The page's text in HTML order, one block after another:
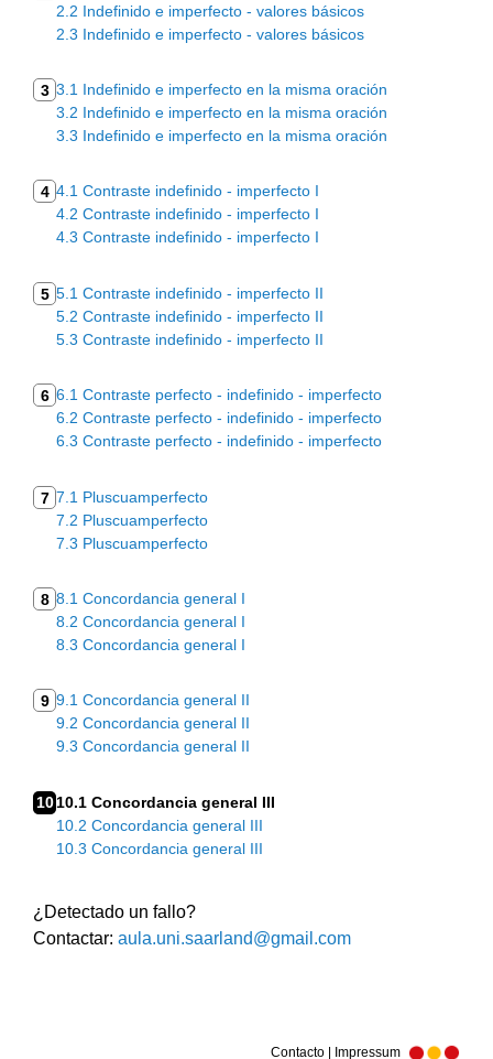
2.2 Indefinido e imperfecto - valores básicos
2.3 Indefinido e imperfecto - valores básicos
3 3.1 Indefinido e imperfecto en la misma oración
3.2 Indefinido e imperfecto en la misma oración
3.3 Indefinido e imperfecto en la misma oración
4 4.1 Contraste indefinido - imperfecto I
4.2 Contraste indefinido - imperfecto I
4.3 Contraste indefinido - imperfecto I
5 5.1 Contraste indefinido - imperfecto II
5.2 Contraste indefinido - imperfecto II
5.3 Contraste indefinido - imperfecto II
6 6.1 Contraste perfecto - indefinido - imperfecto
6.2 Contraste perfecto - indefinido - imperfecto
6.3 Contraste perfecto - indefinido - imperfecto
7 7.1 Pluscuamperfecto
7.2 Pluscuamperfecto
7.3 Pluscuamperfecto
8 8.1 Concordancia general I
8.2 Concordancia general I
8.3 Concordancia general I
9 9.1 Concordancia general II
9.2 Concordancia general II
9.3 Concordancia general II
10 10.1 Concordancia general III
10.2 Concordancia general III
10.3 Concordancia general III
¿Detectado un fallo?
Contactar: aula.uni.saarland@gmail.com
Contacto | Impressum